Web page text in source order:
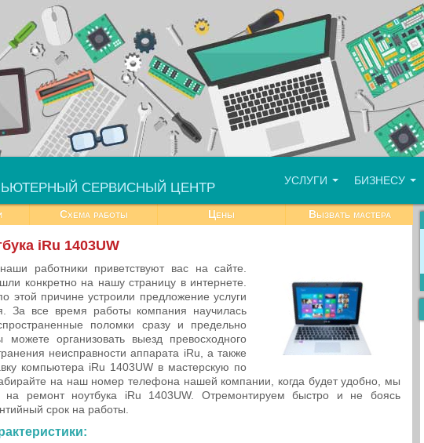
СЕРВИСНЫЙ ЦЕНТР УСЛУГИ БИЗНЕСУ
Схема работы Цены Вызвать мастера
iRu 1403UW
работники приветствуют вас на сайте.
конкретно на нашу страницу в интернете.
этой причине устроили предложение услуги
За все время работы компания научилась
поломки сразу и предельно
можете организовать выезд превосходного
неисправности аппарата iRu, а также
компьютера iRu 1403UW в мастерскую по
на наш номер телефона нашей компании, когда будет удобно, мы
на ремонт ноутбука iRu 1403UW. Отремонтируем быстро и не боясь
срок на работы.